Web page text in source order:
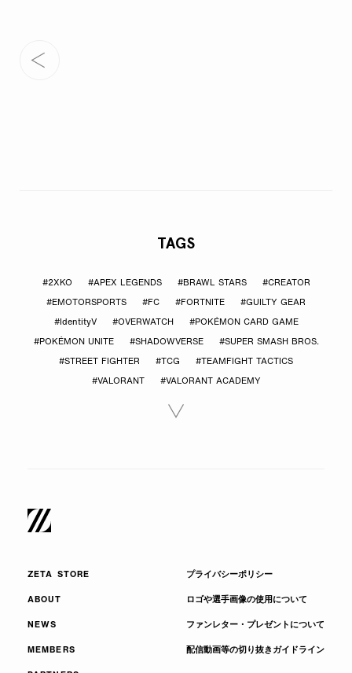
TAGS
#2XKO #APEX LEGENDS #BRAWL STARS #CREATOR
#EMOTORSPORTS #FC #FORTNITE #GUILTY GEAR
#IdentityV #OVERWATCH #POKÉMON CARD GAME
#POKÉMON UNITE #SHADOWVERSE #SUPER SMASH BROS.
#STREET FIGHTER #TCG #TEAMFIGHT TACTICS
#VALORANT #VALORANT ACADEMY
ZETA STORE
ABOUT
NEWS
MEMBERS
プライバシーポリシー
ロゴや選手画像の使用について
ファンレター・プレゼントについて
配信動画等の切り抜きガイドライン